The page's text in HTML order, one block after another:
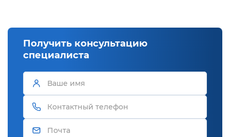
Получить консультацию
специалиста